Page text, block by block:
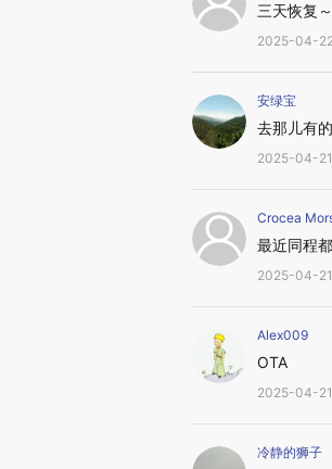
三天恢复
2025-04-22
安绿宝
去那儿有
2025-04-21
Crocea
最近同程
2025-04-21
Alex009
OTA
2025-04-21
冷静的狮子